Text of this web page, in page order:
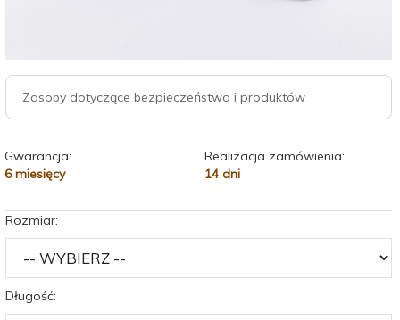
Zasoby dotyczące bezpieczeństwa i produktów
Gwarancja:
6 miesięcy
Realizacja zamówienia:
14 dni
Rozmiar:
Długość: